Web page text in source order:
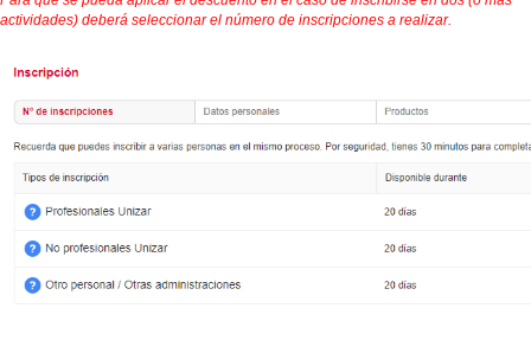
actividades) deberá seleccionar el número de inscripciones a realizar.